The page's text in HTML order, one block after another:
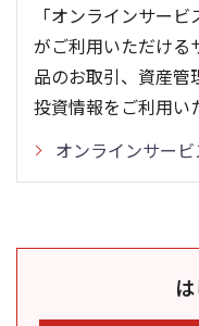
「オンラインサー
がご利用いただける
品のお取引、資産管
投資情報をご利用い
オンラインサービ